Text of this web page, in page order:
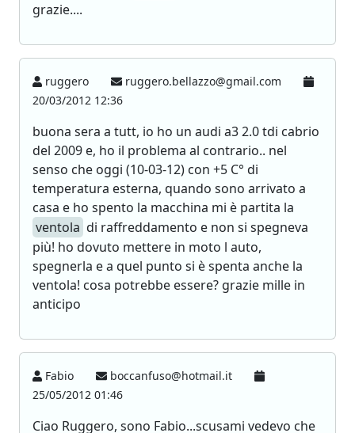
grazie....
ruggero
ruggero.bellazzo@gmail.com
20/03/2012 12:36
buona sera a tutt, io ho un audi a3 2.0 tdi cabrio
del 2009 e, ho il problema al contrario.. nel
senso che oggi (10-03-12) con +5 C° di
temperatura esterna, quando sono arrivato a
casa e ho spento la macchina mi è partita la
ventola di raffreddamento e non si spegneva
più! ho dovuto mettere in moto l auto,
spegnerla e a quel punto si è spenta anche la
ventola! cosa potrebbe essere? grazie mille in
anticipo
Fabio
boccanfuso@hotmail.it
25/05/2012 01:46
Ciao Ruggero, sono Fabio...scusami vedevo che